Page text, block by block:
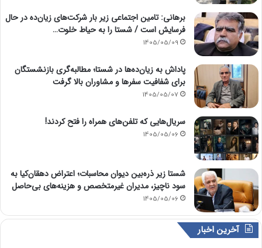
برهانی: تامین اجتماعی زیر بار شرکت‌های زیان‌ده در حال
فرسایش است / شستا را به حیاط خلوت…
1405/05/09
پاداش به زیان‌ده‌ها در شستا؛ مطالبه‌گری بازنشستگان
برای شفافیت سفرها و مشاوران بالا گرفت
1405/05/07
سریال‌هایی که تلفن‌های همراه را فتح کردند!
1405/05/06
شستا زیر ذره‌بین دیوان محاسبات؛ اعتراض دهقان‌کیا به
سود ناچیز، مدیران غیرمتخصص و هزینه‌های بی‌حاصل
1405/05/06
آخرین اخبار